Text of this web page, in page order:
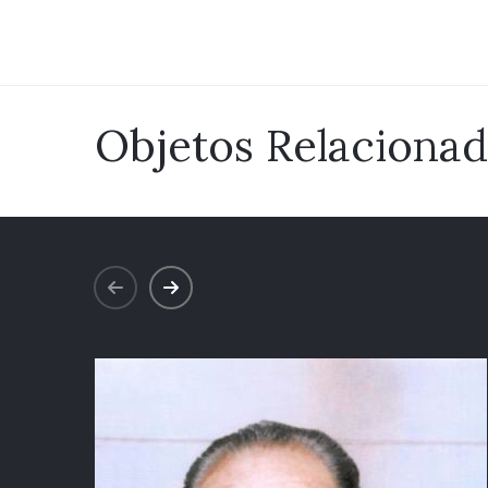
Objetos
prev next